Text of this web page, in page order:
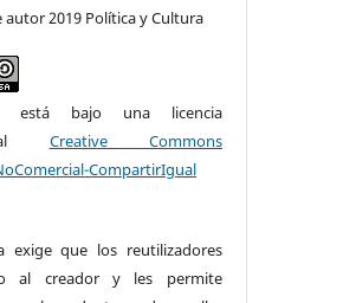
autor 2019 Política y Cultura
está bajo una licencia
Creative Commons
CompartirIgual
exige que los reutilizadores
al creador y les permite